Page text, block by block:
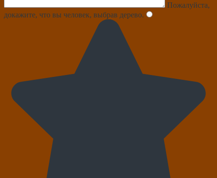
Пожалуйста,
докажите, что вы человек, выбрав дерево.